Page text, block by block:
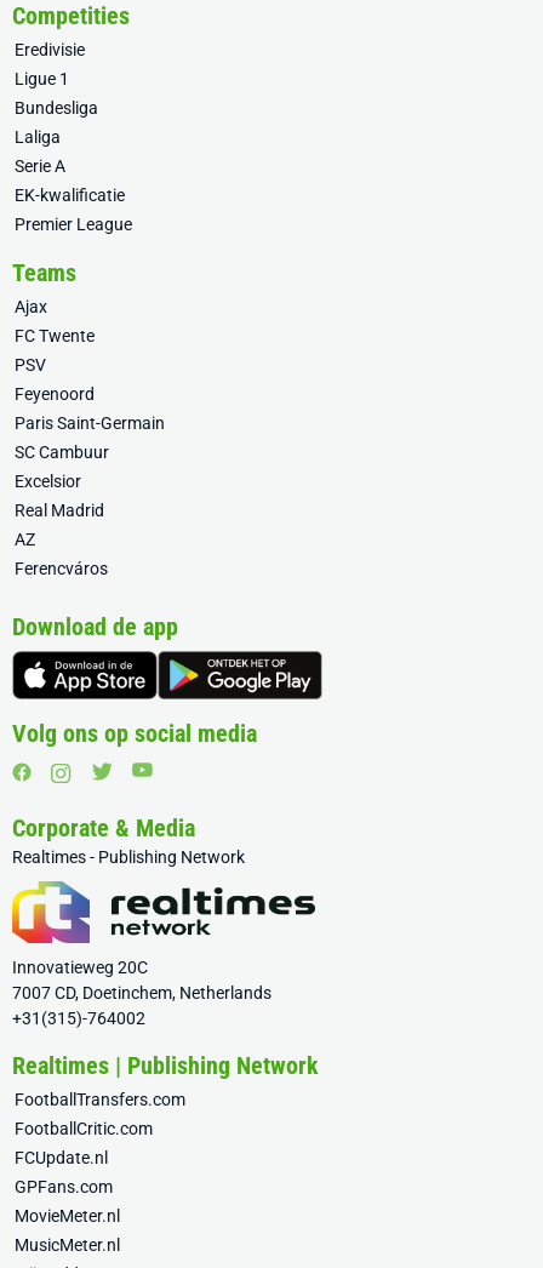
Competities
Eredivisie
Ligue 1
Bundesliga
Laliga
Serie A
EK-kwalificatie
Premier League
Teams
Ajax
FC Twente
PSV
Feyenoord
Paris Saint-Germain
SC Cambuur
Excelsior
Real Madrid
AZ
Ferencváros
Download de app
Volg ons op social media
Corporate & Media
Realtimes - Publishing Network
Innovatieweg 20C
7007 CD, Doetinchem, Netherlands
+31(315)-764002
Realtimes | Publishing Network
FootballTransfers.com
FootballCritic.com
FCUpdate.nl
GPFans.com
MovieMeter.nl
MusicMeter.nl